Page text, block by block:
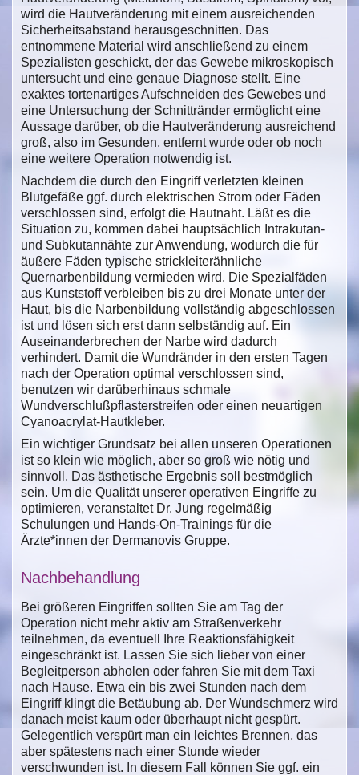
wird die Hautveränderung mit einem ausreichenden
Sicherheitsabstand herausgeschnitten. Das
entnommene Material wird anschließend zu einem
Spezialisten geschickt, der das Gewebe mikroskopisch
untersucht und eine genaue Diagnose stellt. Eine
exaktes tortenartiges Aufschneiden des Gewebes und
eine Untersuchung der Schnittränder ermöglicht eine
Aussage darüber, ob die Hautveränderung ausreichend
groß, also im Gesunden, entfernt wurde oder ob noch
eine weitere Operation notwendig ist.
Nachdem die durch den Eingriff verletzten kleinen
Blutgefäße ggf. durch elektrischen Strom oder Fäden
verschlossen sind, erfolgt die Hautnaht. Läßt es die
Situation zu, kommen dabei hauptsächlich Intrakutan-
und Subkutannähte zur Anwendung, wodurch die für
äußere Fäden typische strickleiterähnliche
Quernarbenbildung vermieden wird. Die Spezialfäden
aus Kunststoff verbleiben bis zu drei Monate unter der
Haut, bis die Narbenbildung vollständig abgeschlossen
ist und lösen sich erst dann selbständig auf. Ein
Auseinanderbrechen der Narbe wird dadurch
verhindert. Damit die Wundränder in den ersten Tagen
nach der Operation optimal verschlossen sind,
benutzen wir darüberhinaus schmale
Wundverschlußpflasterstreifen oder einen neuartigen
Cyanoacrylat-Hautkleber.
Ein wichtiger Grundsatz bei allen unseren Operationen
ist so klein wie möglich, aber so groß wie nötig und
sinnvoll. Das ästhetische Ergebnis soll bestmöglich
sein. Um die Qualität unserer operativen Eingriffe zu
optimieren, veranstaltet Dr. Jung regelmäßig
Schulungen und Hands-On-Trainings für die
Ärzte*innen der Dermanovis Gruppe.
Nachbehandlung
Bei größeren Eingriffen sollten Sie am Tag der
Operation nicht mehr aktiv am Straßenverkehr
teilnehmen, da eventuell Ihre Reaktionsfähigkeit
eingeschränkt ist. Lassen Sie sich lieber von einer
Begleitperson abholen oder fahren Sie mit dem Taxi
nach Hause. Etwa ein bis zwei Stunden nach dem
Eingriff klingt die Betäubung ab. Der Wundschmerz wird
danach meist kaum oder überhaupt nicht gespürt.
Gelegentlich verspürt man ein leichtes Brennen, das
aber spätestens nach einer Stunde wieder
verschwunden ist. In diesem Fall können Sie ggf. ein